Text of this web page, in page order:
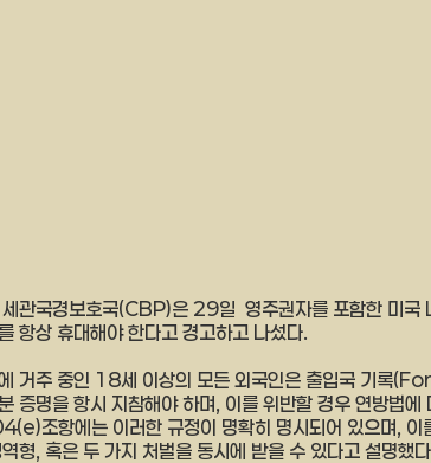
관국경보호국(CBP)은 29일  영주권자를 포함한 미국
항상 휴대해야 한다고 경고하고 나섰다.
거주 중인 18세 이상의 모든 외국인은 출입국 기
증명을 항시 지참해야 하며, 이를 위반할 경우 연방법
조항에는 이러한 규정이 명확히 명시되어 있으며,
형, 혹은 두 가지 처벌을 동시에 받을 수 있다고 설명했다.